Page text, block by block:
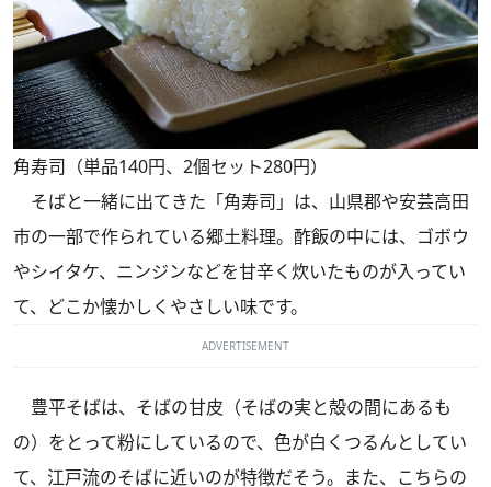
角寿司（単品140円、2個セット280円）
そばと一緒に出てきた「角寿司」は、山県郡や安芸高田
市の一部で作られている郷土料理。酢飯の中には、ゴボウ
やシイタケ、ニンジンなどを甘辛く炊いたものが入ってい
て、どこか懐かしくやさしい味です。
ADVERTISEMENT
豊平そばは、そばの甘皮（そばの実と殻の間にあるも
の）をとって粉にしているので、色が白くつるんとしてい
て、江戸流のそばに近いのが特徴だそう。また、こちらの